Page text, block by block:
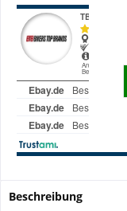
Beschreibung